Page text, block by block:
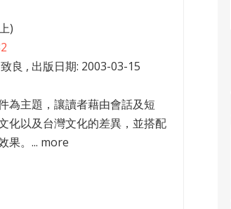
)
良 , 出版日期: 2003-03-15
為主題，讓讀者藉由會話及短
化以及台灣文化的差異，並搭配
果。... more